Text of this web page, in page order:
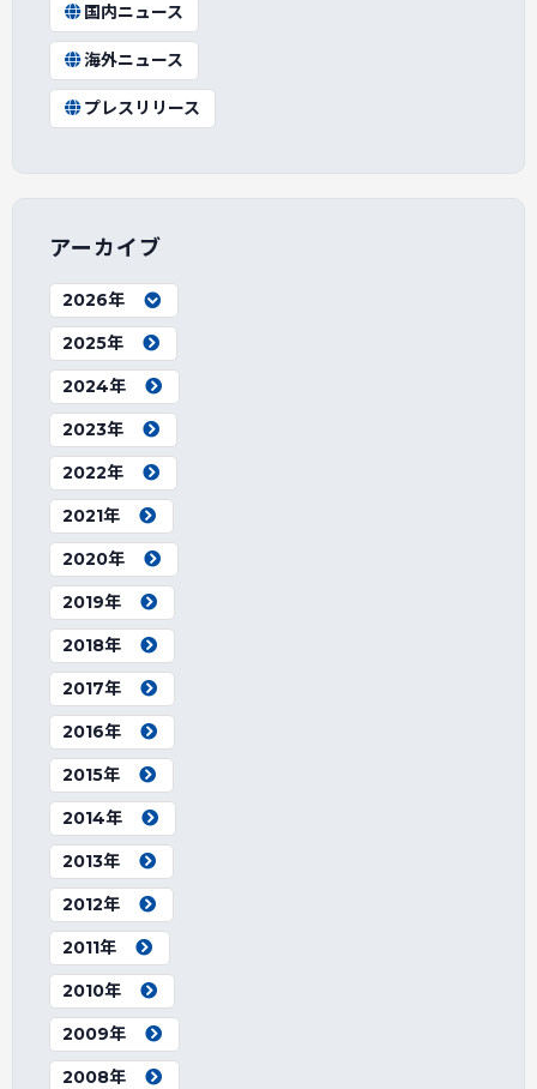
国内ニュース
海外ニュース
プレスリリース
アーカイブ
2026年
2025年
2024年
2023年
2022年
2021年
2020年
2019年
2018年
2017年
2016年
2015年
2014年
2013年
2012年
2011年
2010年
2009年
2008年